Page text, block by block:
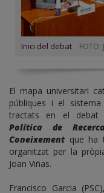
Inici del debat FOTO:
El mapa universitari
públiques i el
tractats en el debat
Política de
Coneixementque ha
organitzat per la
Joan Viñas.
Francisco Garcia